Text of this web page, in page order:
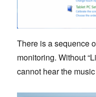
There is a sequence
monitoring. Without
cannot hear the